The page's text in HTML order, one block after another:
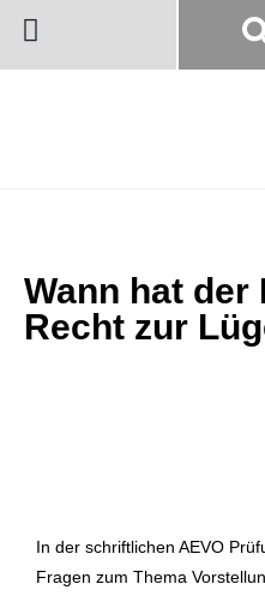
Wann hat der
Recht zur
In der schriftlichen AEVO
Fragen zum Thema